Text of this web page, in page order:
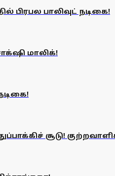
பிரபல பாலிவுட் நடிகை!
மாலிக்!
சூடு!